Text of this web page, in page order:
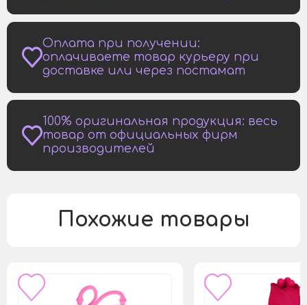
Оплата при получении:
оплачиваете товар курьеру при
доставке или через постамат
100% оригинальная продукция: весь
товар от официальных фирм
производителей
Похожие товары